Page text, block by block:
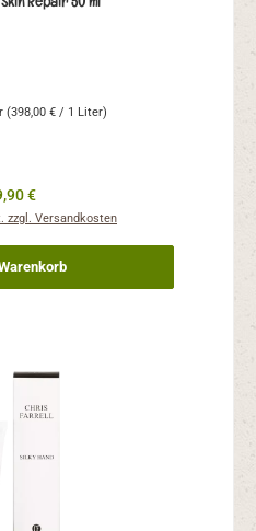
(398,00 € / 1 Liter)
€
zzgl. Versandkosten